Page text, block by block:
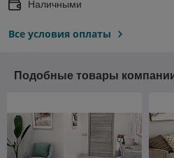
Наличными
Все условия оплаты
Подобные товары